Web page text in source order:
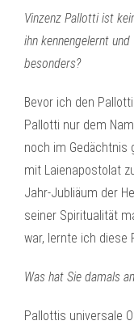
Vinzenz Pallotti ist
ihn kennengelernt
besonders?
Bevor ich den
Pallotti nur dem
noch im Gedächtnis
mit Laienapostolat
Jahr-Jubliäum der
seiner Spiritualität
war, lernte ich diese
Was hat Sie damals
Pallottis universale